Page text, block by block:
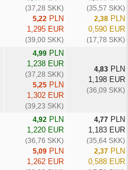
(37,28 SKK)
5,22 PLN
1,295 EUR
(39,00 SKK)
(35,57 SKK)
2,38PLN
0,590 EUR
(17,78 SKK)
4,99PLN
1,238 EUR
(37,28 SKK)
5,25PLN
1,302 EUR
(39,23 SKK)
4,83PLN
1,198 EUR
(36,09 SKK)
4,92 PLN
1,220 EUR
(36,76 SKK)
5,09PLN
1,262 EUR
4,77PLN
1,183 EUR
(35,64 SKK)
2,37PLN
0,588 EUR